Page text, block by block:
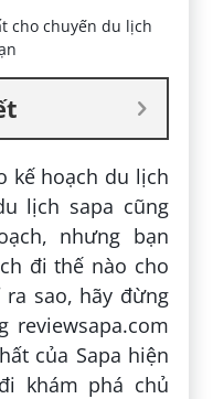
kế hoạch du lịch
lịch sapa cũng
nhưng bạn
đi thế nào cho
sao, hãy đừng
reviewsapa.com
của Sapa hiện
khám phá chủ